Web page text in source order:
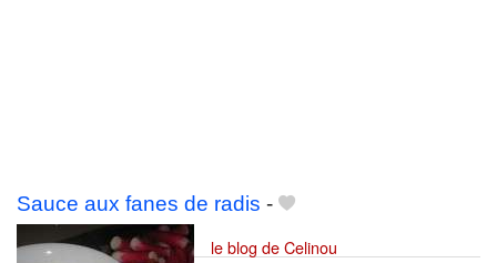
Sauce aux fanes de radis -
le blog de Celinou